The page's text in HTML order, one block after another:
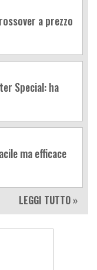
a prezzo
Special: ha
ma efficace
LEGGI TUTTO »